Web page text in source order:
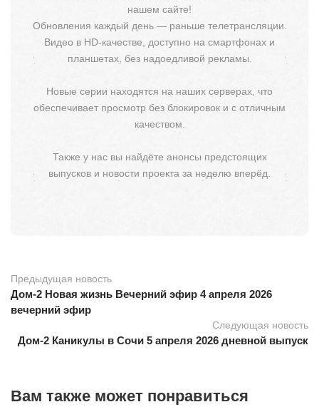
нашем сайте!
Обновления каждый день — раньше телетрансляции.
Видео в HD-качестве, доступно на смартфонах и
планшетах, без надоедливой рекламы.
Новые серии находятся на наших серверах, что
обеспечивает просмотр без блокировок и с отличным
качеством.
Также у нас вы найдёте анонсы предстоящих
выпусков и новости проекта за неделю вперёд.
Предыдущая новость
Дом-2 Новая жизнь Вечерний эфир 4 апреля 2026
вечерний эфир
Следующая новость
Дом-2 Каникулы в Сочи 5 апреля 2026 дневной выпуск
Вам также может понравиться